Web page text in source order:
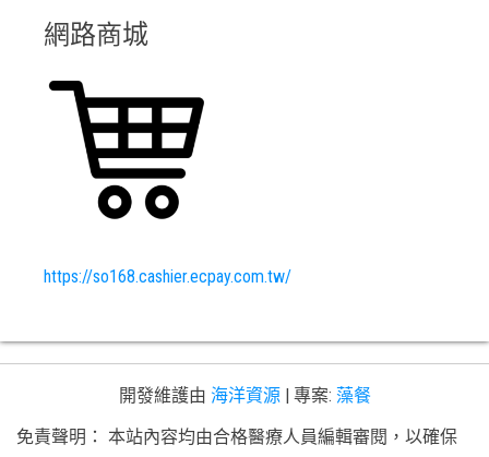
網路商城
https://so168.cashier.ecpay.com.tw/
開發維護由 海洋資源 | 專案: 藻餐
免責聲明： 本站內容均由合格醫療人員編輯審閱，以確保